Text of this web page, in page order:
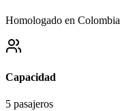
Homologado en Colombia
Capacidad
5 pasajeros